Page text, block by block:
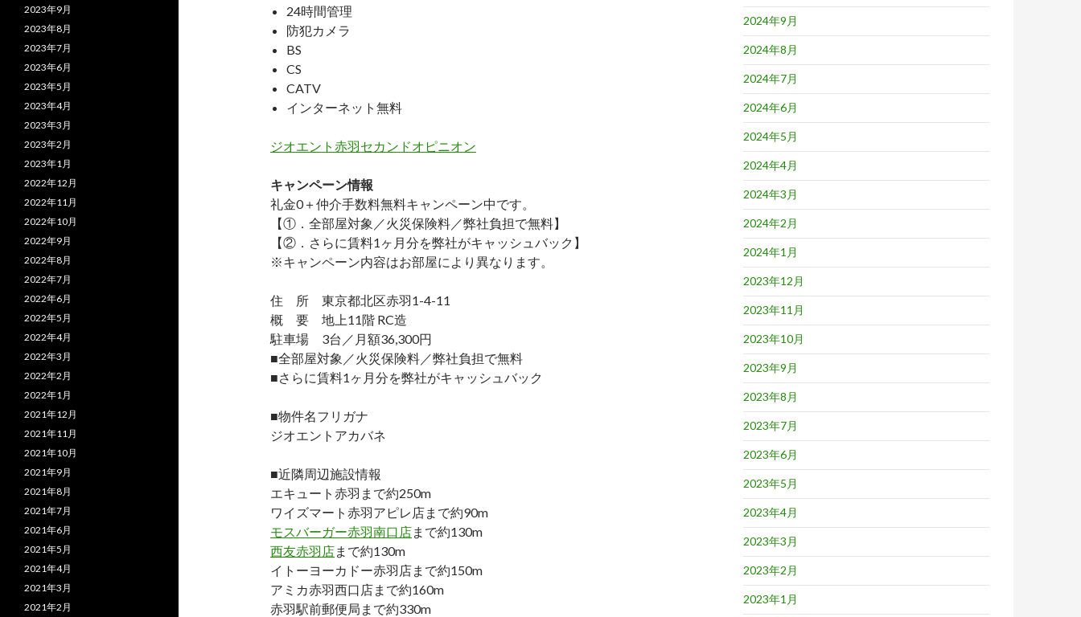
24時間管理
防犯カメラ
BS
CS
CATV
インターネット無料
ジオエント赤羽セカンドオピニオン
キャンペーン情報
礼金0＋仲介手数料無料キャンペーン中です。
【①．全部屋対象／火災保険料／弊社負担で無料】
【②．さらに賃料1ヶ月分を弊社がキャッシュバック】
※キャンペーン内容はお部屋により異なります。
住 所 東京都北区赤羽1-4-11
概 要 地上11階 RC造
駐車場 3台／月額36,300円
■全部屋対象／火災保険料／弊社負担で無料
■さらに賃料1ヶ月分を弊社がキャッシュバック
■物件名フリガナ
ジオエントアカバネ
■近隣周辺施設情報
エキュート赤羽まで約250m
ワイズマート赤羽アピレ店まで約90m
モスバーガー赤羽南口店まで約130m
西友赤羽店まで約130m
イトーヨーカドー赤羽店まで約150m
アミカ赤羽西口店まで約160m
赤羽駅前郵便局まで約330m
2024年9月
2024年8月
2024年7月
2024年6月
2024年5月
2024年4月
2024年3月
2024年2月
2024年1月
2023年12月
2023年11月
2023年10月
2023年9月
2023年8月
2023年7月
2023年6月
2023年5月
2023年4月
2023年3月
2023年2月
2023年1月
2023年9月
2023年8月
2023年7月
2023年6月
2023年5月
2023年4月
2023年3月
2023年2月
2023年1月
2022年12月
2022年11月
2022年10月
2022年9月
2022年8月
2022年7月
2022年6月
2022年5月
2022年4月
2022年3月
2022年2月
2022年1月
2021年12月
2021年11月
2021年10月
2021年9月
2021年8月
2021年7月
2021年6月
2021年5月
2021年4月
2021年3月
2021年2月